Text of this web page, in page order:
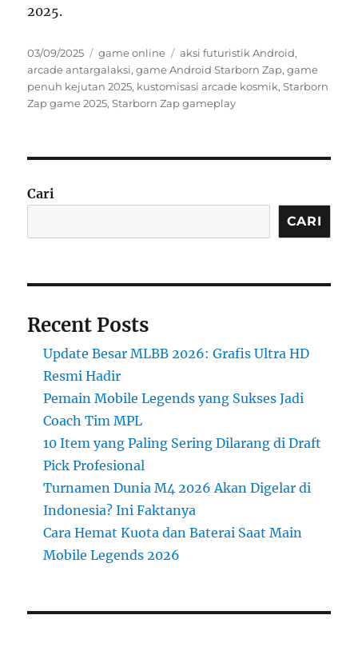
2025.
Posted
on
03/09/2025 Categories
game online Tags
aksi futuristik Android,
arcade antargalaksi,game Android Starborn Zap,game
penuh kejutan 2025, kustomisasi arcade kosmik,Starborn
Zap game 2025,Starborn Zap gameplay
Cari
CARI
Recent Posts
Update Besar MLBB 2026: Grafis Ultra HD
Resmi Hadir
Pemain Mobile Legends yang Sukses Jadi
Coach Tim MPL
10 Item yang Paling Sering Dilarang di Draft
Pick Profesional
Turnamen Dunia M4 2026 Akan Digelar di
Indonesia? Ini Faktanya
Cara Hemat Kuota dan Baterai Saat Main
Mobile Legends 2026